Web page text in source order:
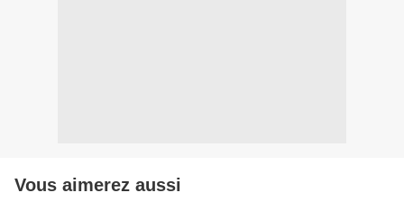
Vous aimerez aussi